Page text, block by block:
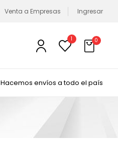
Venta a Empresas Ingresar
1 0
Hacemos envíos a todo el país